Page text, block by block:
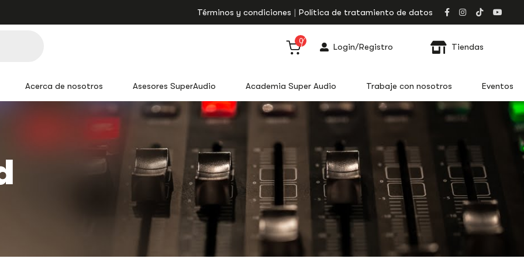
Términos y condiciones Política de tratamiento de datos
0
Login/Registro Tiendas
Acerca de nosotros Asesores SuperAudio Academia Super Audio Trabaje con nosotros Eventos